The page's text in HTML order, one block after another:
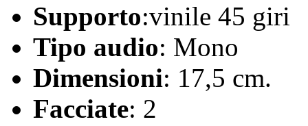
Supporto:vinile 45 giri
Tipo audio: Mono
Dimensioni: 17,5 cm.
Facciate: 2